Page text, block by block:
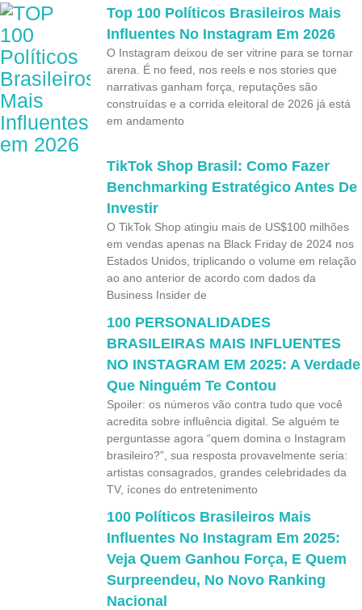
Top 100 Políticos Brasileiros Mais
Influentes No Instagram Em 2026
O Instagram deixou de ser vitrine para se tornar
arena. É no feed, nos reels e nos stories que
narrativas ganham força, reputações são
construídas e a corrida eleitoral de 2026 já está
em andamento
TikTok Shop Brasil: Como Fazer
Benchmarking Estratégico Antes De
Investir
O TikTok Shop atingiu mais de US$100 milhões
em vendas apenas na Black Friday de 2024 nos
Estados Unidos, triplicando o volume em relação
ao ano anterior de acordo com dados da
Business Insider de
100 PERSONALIDADES
BRASILEIRAS MAIS INFLUENTES
NO INSTAGRAM EM 2025: A Verdade
Que Ninguém Te Contou
Spoiler: os números vão contra tudo que você
acredita sobre influência digital. Se alguém te
perguntasse agora “quem domina o Instagram
brasileiro?”, sua resposta provavelmente seria:
artistas consagrados, grandes celebridades da
TV, ícones do entretenimento
100 Políticos Brasileiros Mais
Influentes No Instagram Em 2025:
Veja Quem Ganhou Força, E Quem
Surpreendeu, No Novo Ranking
Nacional